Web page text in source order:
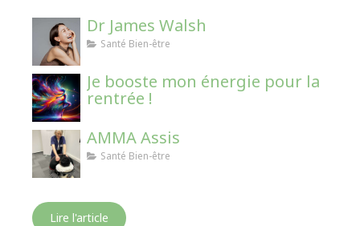
Dr James Walsh
Santé Bien-être
Je booste mon énergie pour la
rentrée !
AMMA Assis
Santé Bien-être
Lire l'article